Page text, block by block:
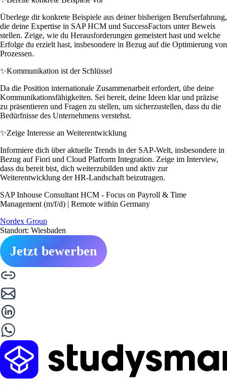
Überlege dir konkrete Beispiele aus deiner bisherigen Berufserfahrung,
die deine Expertise in SAP HCM und SuccessFactors unter Beweis
stellen. Zeige, wie du Herausforderungen gemeistert hast und welche
Erfolge du erzielt hast, insbesondere in Bezug auf die Optimierung von
Prozessen.
✨Kommunikation ist der Schlüssel
Da die Position internationale Zusammenarbeit erfordert, übe deine
Kommunikationsfähigkeiten. Sei bereit, deine Ideen klar und präzise
zu präsentieren und Fragen zu stellen, um sicherzustellen, dass du die
Bedürfnisse des Unternehmens verstehst.
✨Zeige Interesse an Weiterentwicklung
Informiere dich über aktuelle Trends in der SAP-Welt, insbesondere in
Bezug auf Fiori und Cloud Platform Integration. Zeige im Interview,
dass du bereit bist, dich weiterzubilden und aktiv zur
Weiterentwicklung der HR-Landschaft beizutragen.
SAP Inhouse Consultant HCM - Focus on Payroll & Time
Management (m/f/d) | Remote within Germany
Nordex Group
Standort: Wiesbaden
Jetzt bewerben